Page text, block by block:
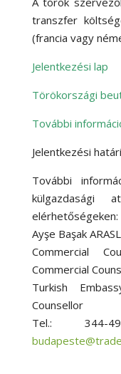
transzfer
(francia vagy
Jelentkezési lap
Törökországi
További
Jelentkezési
További
külgazdasági
elérhetőségeken:
Ayşe Başak
Commercial
Commercial
Turkish
Counsellor
Tel.: 344-